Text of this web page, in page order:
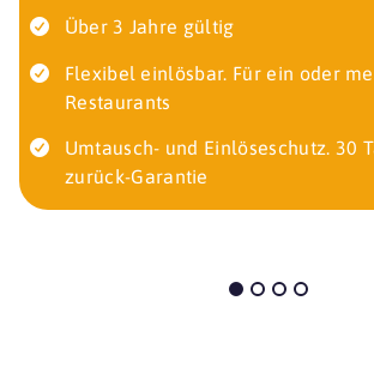
Über 3 Jahre gültig
Flexibel einlösbar. Für ein oder
Restaurants
Umtausch- und Einlöseschutz. 30
zurück-Garantie